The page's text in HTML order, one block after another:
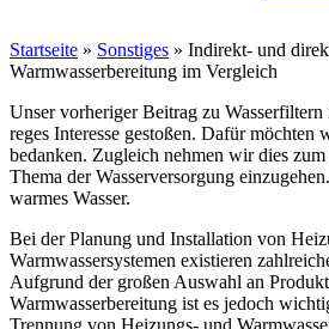
Startseite » Sonstiges » Indirekt- und
Warmwasserbereitung im Vergleich
Unser vorheriger Beitrag zu
reges Interesse gestoßen. Dafür möchten
bedanken. Zugleich nehmen wir dies
Thema der Wasserversorgung
warmes Wasser.
Bei der Planung und Installation von
Warmwassersystemen existieren
Aufgrund der großen Auswahl an
Warmwasserbereitung ist es jedoch
Trennung von Heizungs- und